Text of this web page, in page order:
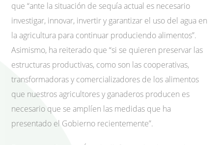
que “ante la situación de sequía actual es necesario
investigar, innovar, invertir y garantizar el uso del agua en
la agricultura para continuar produciendo alimentos”.
Asimismo, ha reiterado que “si se quieren preservar las
estructuras productivas, como son las cooperativas,
transformadoras y comercializadores de los alimentos
que nuestros agricultores y ganaderos producen es
necesario que se amplíen las medidas que ha
presentado el Gobierno recientemente”.